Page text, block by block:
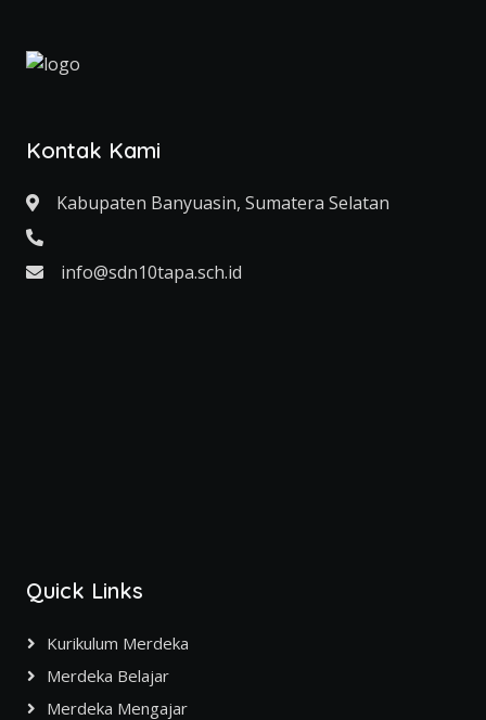
Kontak Kami
Kabupaten Banyuasin, Sumatera Selatan
info@sdn10tapa.sch.id
Quick Links
Kurikulum Merdeka
Merdeka Belajar
Merdeka Mengajar